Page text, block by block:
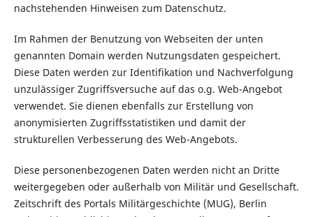
nachstehenden Hinweisen zum Datenschutz.
Im Rahmen der Benutzung von Webseiten der unten
genannten Domain werden Nutzungsdaten gespeichert.
Diese Daten werden zur Identifikation und Nachverfolgung
unzulässiger Zugriffsversuche auf das o.g. Web-Angebot
verwendet. Sie dienen ebenfalls zur Erstellung von
anonymisierten Zugriffsstatistiken und damit der
strukturellen Verbesserung des Web-Angebots.
Diese personenbezogenen Daten werden nicht an Dritte
weitergegeben oder außerhalb von Militär und Gesellschaft.
Zeitschrift des Portals Militärgeschichte (MUG), Berlin